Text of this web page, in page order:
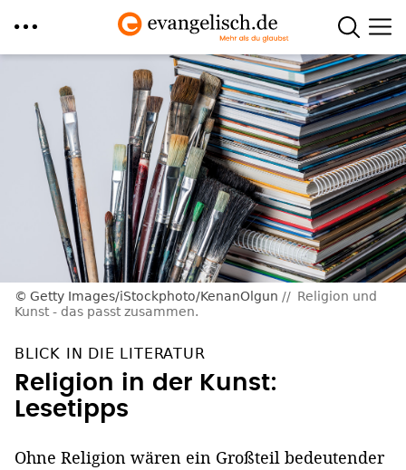
Inhalt
Getty Images/iStockphoto/KenanOlgun
Religion und
Kunst - das passt zusammen.
BLICK IN DIE LITERATUR
Religion in der Kunst:
Lesetipps
Ohne Religion wären ein Großteil bedeutender